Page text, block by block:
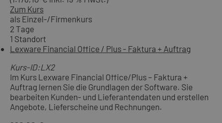
Zum Kurs
als Einzel-/Firmenkurs
2 Tage
1 Standort
Lexware Financial Office / Plus - Faktura + Auftrag
Kurs-ID:LX2
Im Kurs Lexware Financial Office/Plus – Faktura +
Auftrag lernen Sie die Grundlagen der Software. Sie
bearbeiten Kunden- und Lieferantendaten und erstellen
Angebote, Lieferscheine und Rechnungen.